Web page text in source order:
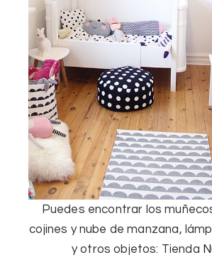
Puedes encontrar los
cojines y nube de manzana,
y otros objetos: Tienda